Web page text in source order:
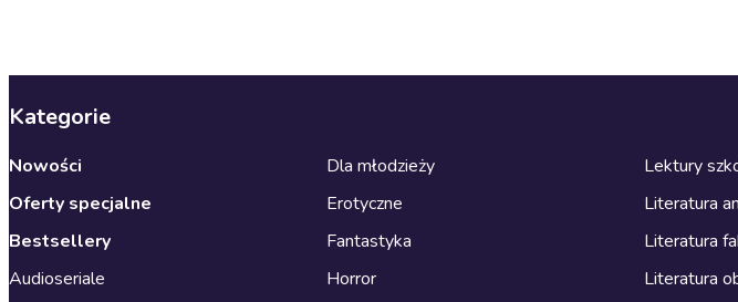
Kategorie
Nowości
Oferty specjalne
Bestsellery
Audioseriale
Dla młodzieży
Erotyczne
Fantastyka
Horror
Lektury
Literatura
Literatura
Literatura